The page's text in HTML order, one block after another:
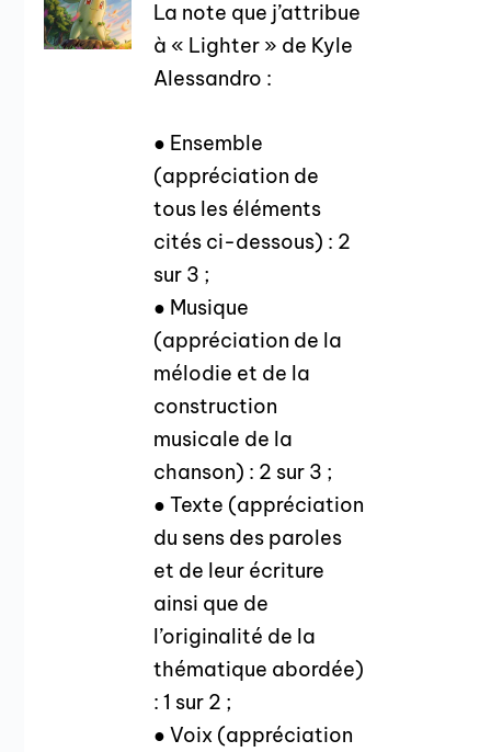
La note que j’attribue
à « Lighter » de Kyle
Alessandro :
● Ensemble
(appréciation de
tous les éléments
cités ci-dessous) : 2
sur 3 ;
● Musique
(appréciation de la
mélodie et de la
construction
musicale de la
chanson) : 2 sur 3 ;
● Texte (appréciation
du sens des paroles
et de leur écriture
ainsi que de
l’originalité de la
thématique abordée)
: 1 sur 2 ;
● Voix (appréciation